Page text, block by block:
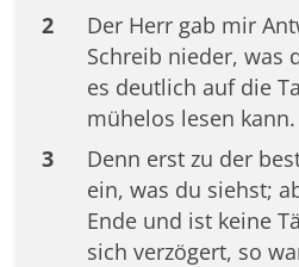
2
Der Herr gab mir
Schreib nieder, was
es deutlich auf die
mühelos lesen kann.
3
Denn erst zu der
ein, was du siehst;
Ende und ist keine
sich verzögert, so